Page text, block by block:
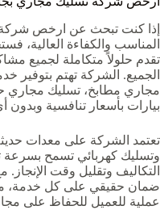
إذا كنت تبحث عن ارخص شركة
المناسب والكفاءة العالية،
تقدم حلولاً متكاملة لجميع
الجميع. الشركة تهتم بتوفير
مجاري مطابخ، تسليك مجاري
بيارات بأسعار تنافسية
تعتمد الشركة على معدات
وتسليك كهربائي تسمح بسرعة
التكاليف وتقليل وقت
ضمان حقيقي على كل خدمة،
عملية للعميل للحفاظ على